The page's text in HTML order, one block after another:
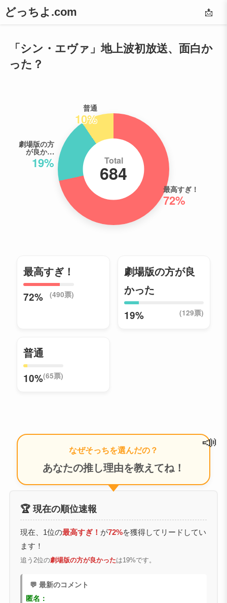
どっちよ.com 📩
「シン・エヴァ」地上波初放送、面白か
った？
最高すぎ！
72%
劇場版の方
が良か…
19%
普通
10%
Total
684
最高すぎ！
72% (490票)
劇場版の方が良
かった
19% (129票)
普通
10%(65票)
なぜそっちを選んだの？
あなたの推し理由を教えてね！
📣
🏆 現在の順位速報
現在、1位の最高すぎ！ が72%を獲得してリードしてい
ます！
追う2位の劇場版の方が良かったは19%です。
💬 最新のコメント
匿名：